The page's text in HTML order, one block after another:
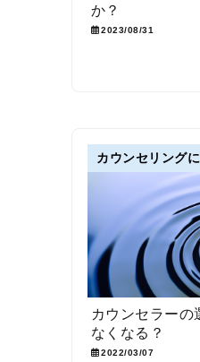
か？
2023/08/31
カウンセリング
カウンセラー
なくなる？
2022/03/07